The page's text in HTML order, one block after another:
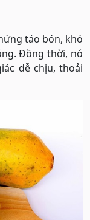
táo bón, khó
Đồng thời, nó
dễ chịu, thoải